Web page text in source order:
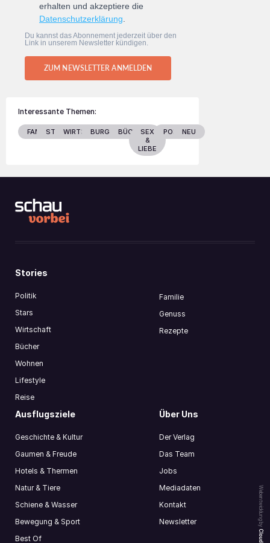
erhalten und akzeptiere die
Datenschutzerklärung
Du kannst das Abonnement jederzeit über den
Link in unserem Newsletter kündigen.
ZUM NEWSLETTER ANMELDEN
Interessante Themen:
FAMILIESTARSWIRTSCHAFTBURGENLANDBÜCHERSEX
&
LIEBE
POLITIKNEU
Webentwicklung by
Stories
Politik
Stars
Wirtschaft
Bücher
Wohnen
Lifestyle
Reise
Familie
Genuss
Rezepte
Ausflugsziele
Geschichte & Kultur
Gaumen & Freude
Hotels & Thermen
Natur & Tiere
Schiene & Wasser
Bewegung & Sport
Best Of
Über Uns
Der Verlag
Das Team
Jobs
Mediadaten
Kontakt
Newsletter